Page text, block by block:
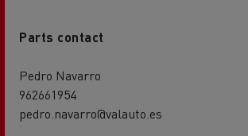
Parts contact
Pedro Navarro
962661954
pedro.navarro@valauto.es